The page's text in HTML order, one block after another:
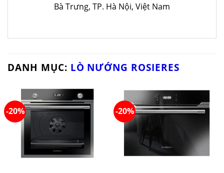
Bà Trưng, TP. Hà Nội, Việt Nam
DANH MỤC: LÒ NƯỚNG ROSIERES
-20% -20%